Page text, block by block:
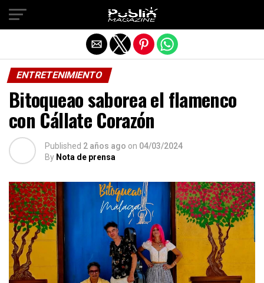
ENTRETENIMIENTO
Bitoqueao saborea el flamenco
con Cállate Corazón
Published 2 años ago on 04/03/2024
By Nota de prensa
Salir de la versión móvil